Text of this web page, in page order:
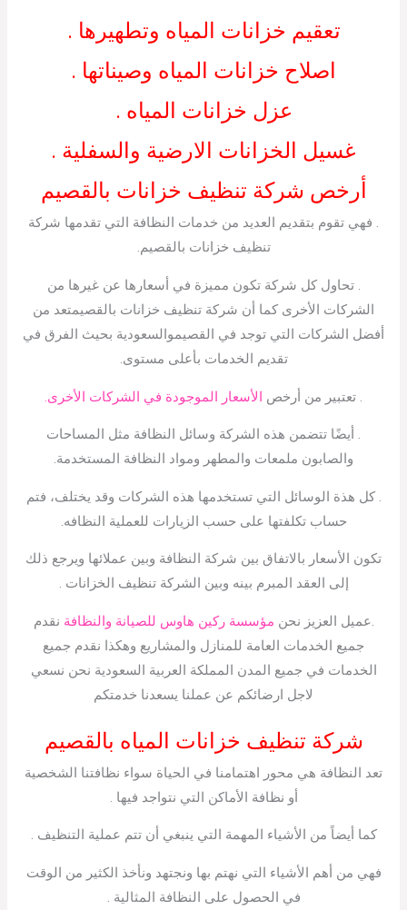
تعقيم خزانات المياه وتطهيرها .
اصلاح خزانات المياه وصيناتها .
عزل خزانات المياه .
غسيل الخزانات الارضية والسفلية .
أرخص شركة تنظيف خزانات بالقصيم
. فهي تقوم بتقديم العديد من خدمات النظافة التي تقدمها شركة
تنظيف خزانات بالقصيم.
. تحاول كل شركة تكون مميزة في أسعارها عن غيرها من
الشركات الأخرى كما أن شركة تنظيف خزانات بالقصيمتعد من
أفضل الشركات التي توجد في القصيموالسعودية بحيث الفرق في
تقديم الخدمات بأعلى مستوى.
. تعتبير من أرخص الأسعار الموجودة في الشركات الأخرى.
. أيضًا تتضمن هذه الشركة وسائل النظافة مثل المساحات
والصابون ملمعات والمطهر ومواد النظافة المستخدمة.
. كل هذة الوسائل التي تستخدمها هذه الشركات وقد يختلف، فتم
حساب تكلفتها على حسب الزيارات للعملية النظافه.
تكون الأسعار بالاتفاق بين شركة النظافة وبين عملائها ويرجع ذلك
إلى العقد المبرم بينه وبين الشركة تنظيف الخزانات .
.عميل العزيز نحن مؤسسة ركين هاوس للصيانة والنظافة نقدم
جميع الخدمات العامة للمنازل والمشاريع وهكذا نقدم جميع
الخدمات في جميع المدن المملكة العربية السعودية نحن نسعي
لاجل ارضائكم عن عملنا يسعدنا خدمتكم
شركة تنظيف خزانات المياه بالقصيم
تعد النظافة هي محور اهتمامنا في الحياة سواء نظافتنا الشخصية
أو نظافة الأماكن التي نتواجد فيها .
كما أيضاً من الأشياء المهمة التي ينبغي أن تتم عملية التنظيف .
فهي من أهم الأشياء التي نهتم بها ونجتهد ونأخذ الكثير من الوقت
في الحصول على النظافة المثالية .